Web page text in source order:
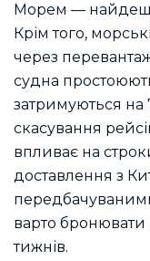
Морем —
Крім того,
через
судна
затримуються на
скасування
впливає на
доставлення з
варто бронювати
тижнів.